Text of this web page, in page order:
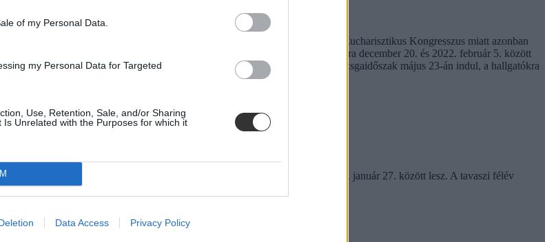
of my Personal Data.
my Personal Data for Targeted
Use, Retention, Sale, and/or Sharing
Unrelated with the Purposes for which it
Data Access Privacy Policy
december 18-át pedig a szorgalmi időszak utolsó napjának. A Nemzetközi Eucharisztikus Kongresszus miatt azonban
pihenhetnek egyet a hallgatók - ekkor lesz ugyanis az őszi szünet. A vizsgákra december 20. és 2022. február 5. között
április 11. és 22. között a húsvéti tanítási szünet szakítja majd meg. A vizsgaidőszak május 23-án indul, a hallgatókra
6. és december 10. között, a vizsgaidőszak pedig december 20. és 2022. január 27. között lesz. A tavaszi félév
27. között lesznek a vizsgák.